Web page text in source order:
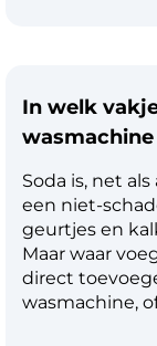
wasmachine
In welk
wasmachine
Soda is, net
een niet-
geurtjes en
Maar waar
direct
wasmachine,